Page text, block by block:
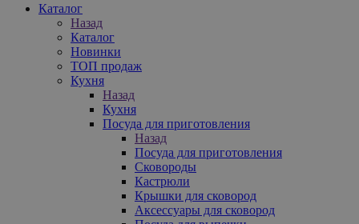
Каталог
Назад
Каталог
Новинки
ТОП продаж
Кухня
Назад
Кухня
Посуда для приготовления
Назад
Посуда для приготовления
Сковороды
Кастрюли
Крышки для сковород
Аксессуары для сковород